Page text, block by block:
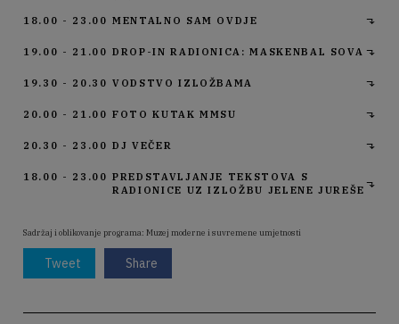
18.00 - 23.00 MENTALNO SAM OVDJE
19.00 - 21.00 DROP-IN RADIONICA: MASKENBAL SOVA
19.30 - 20.30 VODSTVO IZLOŽBAMA
20.00 - 21.00 FOTO KUTAK MMSU
20.30 - 23.00 DJ VEČER
18.00 - 23.00 PREDSTAVLJANJE TEKSTOVA S
RADIONICE UZ IZLOŽBU JELENE JUREŠE
Sadržaj i oblikovanje programa: Muzej moderne i suvremene umjetnosti
Tweet Share